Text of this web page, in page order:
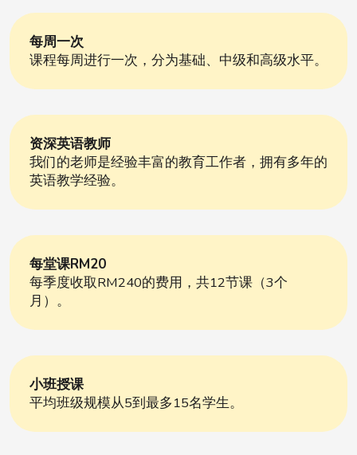
每周一次
课程每周进行一次，分为基础、中级和高级水平。
资深英语教师
我们的老师是经验丰富的教育工作者，拥有多年的
英语教学经验。
每堂课RM20
每季度收取RM240的费用，共12节课（3个
月）。
小班授课
平均班级规模从5到最多15名学生。